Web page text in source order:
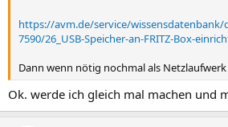
https://avm.de/service/wissensdatenbank/
7590/26_USB-Speicher-an-FRITZ-Box-
Dann wenn nötig nochmal als
Ok. werde ich gleich mal machen und